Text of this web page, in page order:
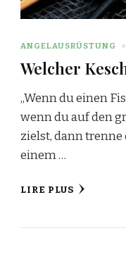
ANGELAUSRÜSTUNG
Welcher
„Wenn du einen
wenn du auf den
zielst, dann
einem …
LIRE PLUS